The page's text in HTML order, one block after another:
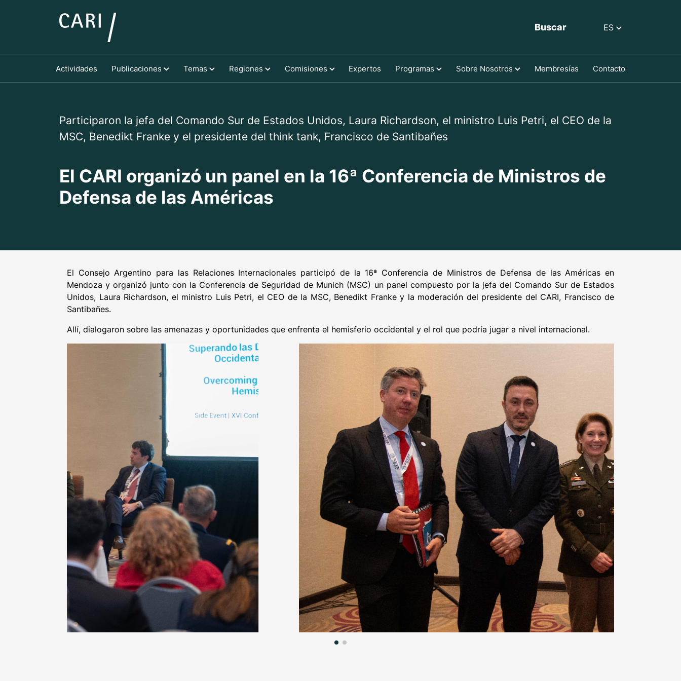
Buscar ES
Actividades Publicaciones Temas Regiones Comisiones Expertos Programas Sobre Nosotros Membresías Contacto
Participaron la jefa del Comando Sur de Estados Unidos, Laura Richardson, el ministro Luis Petri, el CEO de la
MSC, Benedikt Franke y el presidente del think tank, Francisco de Santibañes
El CARI organizó un panel en la 16ª Conferencia de Ministros de
Defensa de las Américas
El Consejo Argentino para las Relaciones Internacionales participó de la 16ª Conferencia de Ministros de Defensa de las Américas en
Mendoza y organizó junto con la Conferencia de Seguridad de Munich (MSC) un panel compuesto por la jefa del Comando Sur de Estados
Unidos, Laura Richardson, el ministro Luis Petri, el CEO de la MSC, Benedikt Franke y la moderación del presidente del CARI, Francisco de
Santibañes.
Allí, dialogaron sobre las amenazas y oportunidades que enfrenta el hemisferio occidental y el rol que podría jugar a nivel internacional.